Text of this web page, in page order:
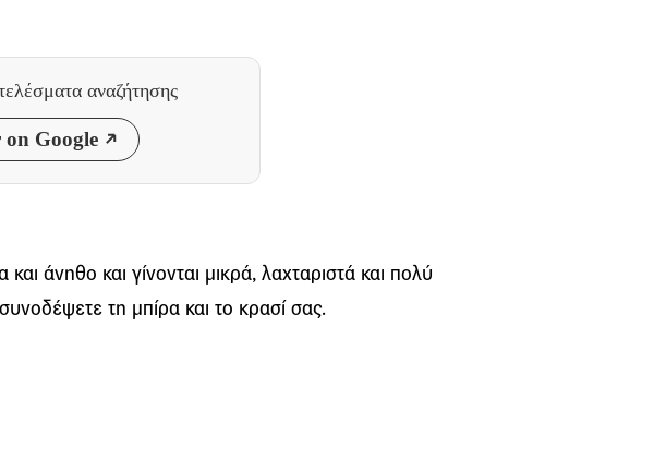
αναζήτησης
Google
άνηθο και γίνονται μικρά, λαχταριστά και πολύ
τη μπίρα και το κρασί σας.